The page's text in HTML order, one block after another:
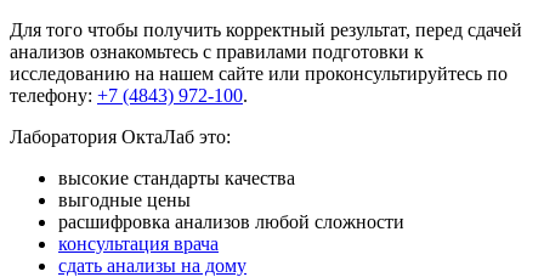
Для того чтобы получить корректный результат, перед сдачей
анализов ознакомьтесь с правилами подготовки к
исследованию на нашем сайте или проконсультируйтесь по
телефону: +7 (4843) 972-100.
Лаборатория ОктаЛаб это:
высокие стандарты качества
выгодные цены
расшифровка анализов любой сложности
консультация врача
сдать анализы на дому